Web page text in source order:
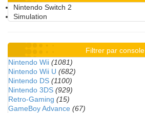
Nintendo Switch 2
Simulation
Filtrer par console
Nintendo Wii (1081)
Nintendo Wii U (682)
Nintendo DS (1100)
Nintendo 3DS (929)
Retro-Gaming (15)
GameBoy Advance (67)